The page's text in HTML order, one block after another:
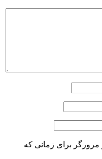
مرورگر برای زمانی که